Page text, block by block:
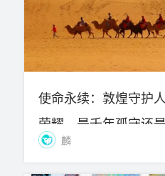
使命永续：敦煌守护
荣耀，是千年孤守还
麟